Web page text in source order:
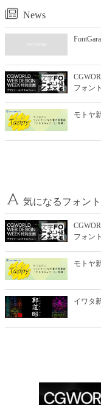
News
フォント
モトヤ
気になるフォント
フォント
モトヤ
イワタ